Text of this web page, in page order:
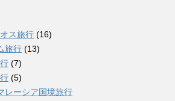
ス旅行 (16)
旅行 (13)
(7)
(5)
レーシア国境旅行